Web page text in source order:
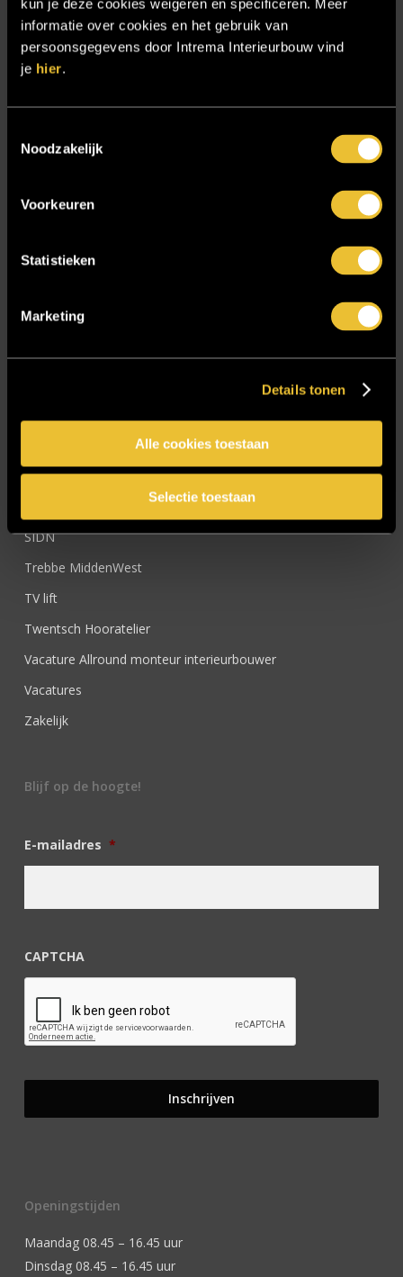
kun je deze cookies weigeren en specificeren. Meer
informatie over cookies en het gebruik van
persoonsgegevens door Intrema Interieurbouw vind
je hier.
Noodzakelijk
Voorkeuren
Statistieken
Marketing
Details tonen
Alle cookies toestaan
Selectie toestaan
Intratuin Rhoon
Keukens
Nieuwsbrief
Onze werkwijze
Over ons
Particulier project: Harmonieuze woonvilla
Particulier project: Luxueuze elegantie
Particulier project: Stijlvolle Woonvilla
Particulier project: Woonvilla met exclusief maatwerk
Sensire
SIDN
Trebbe MiddenWest
TV lift
Twentsch Hooratelier
Vacature Allround monteur interieurbouwer
Vacatures
Zakelijk
Blijf op de hoogte!
E-mailadres *
CAPTCHA
Openingstijden
Maandag 08.45 – 16.45 uur
Dinsdag 08.45 – 16.45 uur